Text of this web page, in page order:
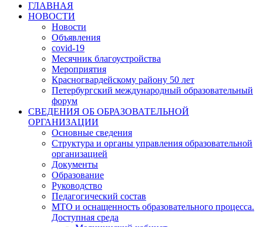
ГЛАВНАЯ
НОВОСТИ
Новости
Объявления
covid-19
Месячник благоустройства
Мероприятия
Красногвардейскому району 50 лет
Петербургский международный образовательный
форум
СВЕДЕНИЯ ОБ ОБРАЗОВАТЕЛЬНОЙ
ОРГАНИЗАЦИИ
Основные сведения
Структура и органы управления образовательной
организацией
Документы
Образование
Руководство
Педагогический состав
МТО и оснащенность образовательного процесса.
Доступная среда